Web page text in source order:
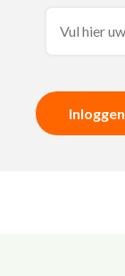
Inloggen